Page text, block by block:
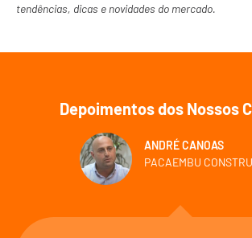
tendências, dicas e novidades do mercado.
Depoimentos dos Nossos
ANDRÉ CANOAS
PACAEMBU